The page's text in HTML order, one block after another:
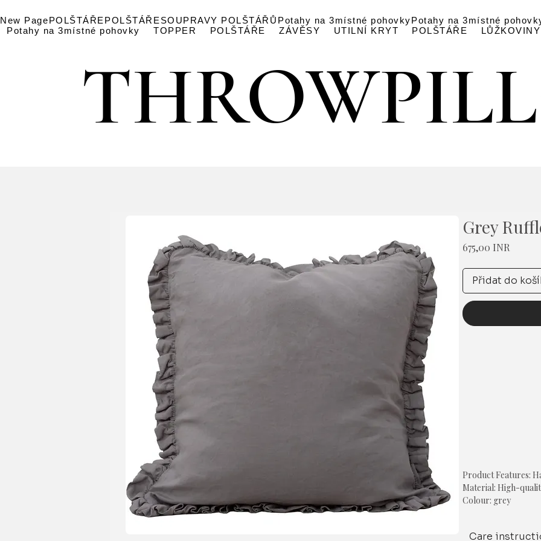
New PagePOLŠTÁŘE POLŠTÁŘE SOUPRAVY POLŠTÁŘŮ Potahy na 3místné pohovkyPotahy na 3místné
Potahy na 3místné pohovky
TOPPER POLŠTÁŘE ZÁVĚSY UTILNÍ KRYT POLŠTÁŘE LŮŽKOVINY
Grey
675,00 INR
Přidat do
Product Features:
Material: High-
Colour: grey
Style: Solid
Care